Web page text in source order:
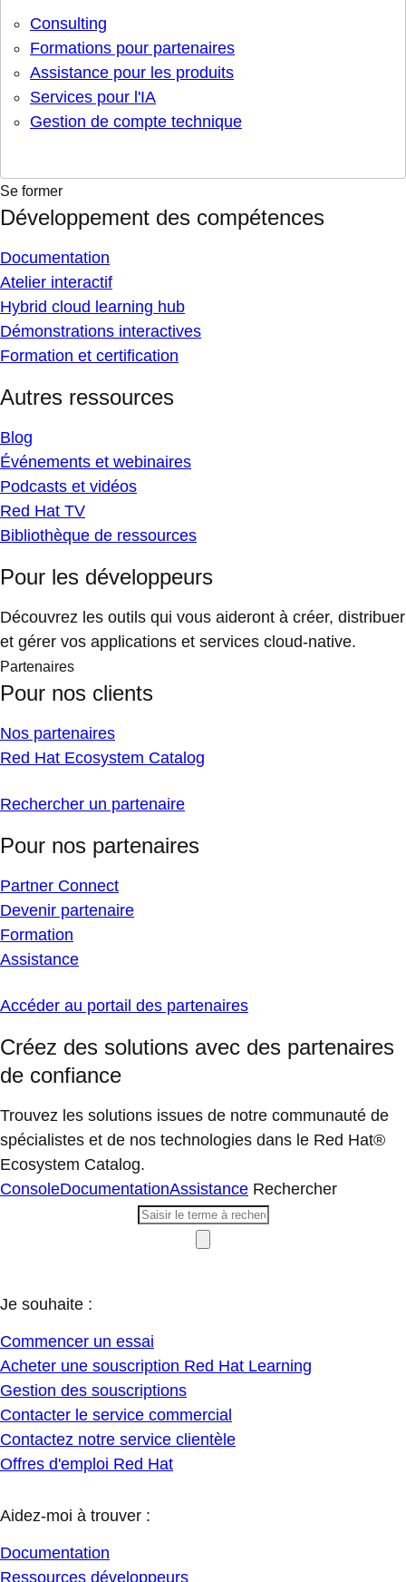
Consulting
Formations pour partenaires
Assistance pour les produits
Services pour l'IA
Gestion de compte technique
Se former
Développement des compétences
Documentation
Atelier interactif
Hybrid cloud learning hub
Démonstrations interactives
Formation et certification
Autres ressources
Blog
Événements et webinaires
Podcasts et vidéos
Red Hat TV
Bibliothèque de ressources
Pour les développeurs
Découvrez les outils qui vous aideront à créer, distribuer
et gérer vos applications et services cloud-native.
Partenaires
Pour nos clients
Nos partenaires
Red Hat Ecosystem Catalog
Rechercher un partenaire
Pour nos partenaires
Partner Connect
Devenir partenaire
Formation
Assistance
Accéder au portail des partenaires
Créez des solutions avec des partenaires
de confiance
Trouvez les solutions issues de notre communauté de
spécialistes et de nos technologies dans le Red Hat®
Ecosystem Catalog.
ConsoleDocumentationAssistance Rechercher
Je souhaite :
Commencer un essai
Acheter une souscription Red Hat Learning
Gestion des souscriptions
Contacter le service commercial
Contactez notre service clientèle
Offres d'emploi Red Hat
Aidez-moi à trouver :
Documentation
Ressources développeurs